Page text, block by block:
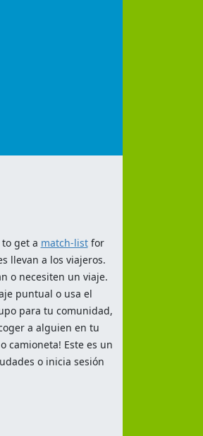
get a match-listfor
llevan a los viajeros.
o necesiten un viaje.
puntual o usa el
para tu comunidad,
a alguien en tu
camioneta! Este es un
o inicia sesión